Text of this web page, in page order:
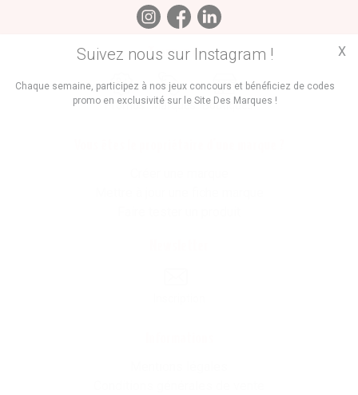
Suivez nous sur Instagram !
Chaque semaine, participez à nos jeux concours et bénéficiez de codes
promo en exclusivité sur le Site Des Marques !
X
Trouvez des
Promos Marques Boutiques